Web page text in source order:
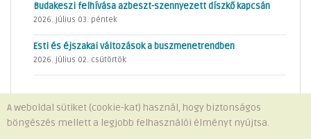
Budakeszi felhívása azbeszt-szennyezett díszkő kapcsán
2026. július 03. péntek
Esti és éjszakai változások a buszmenetrendben
2026. július 02. csütörtök
Minden jog fenntartva © 2026 Telki Község Önkormányzata
A weboldal sütiket (cookie-kat) használ, hogy biztonságos
böngészés mellett a legjobb felhasználói élményt nyújtsa.